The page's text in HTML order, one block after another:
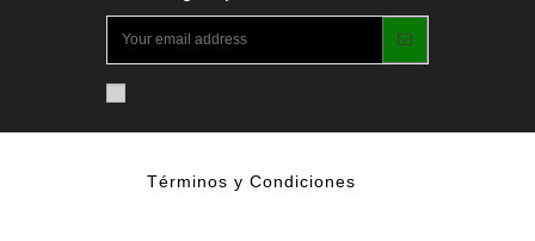
Términos y Condiciones